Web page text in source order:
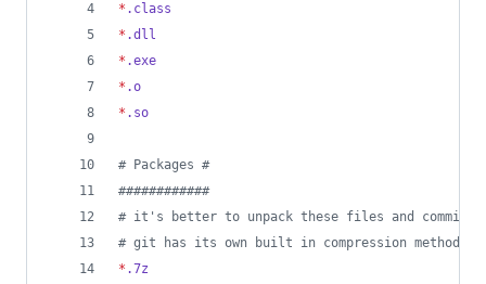
* .class
* .dll
* .exe
* .o
* .so
# Packages #
############
# it's better to unpack these files and commit
# git has its own built in compression methods
* .7z